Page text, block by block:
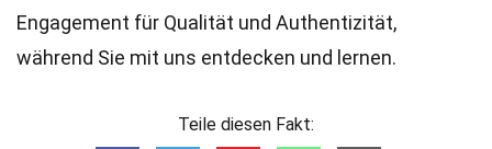
Engagement für Qualität und Authentizität,
während Sie mit uns entdecken und lernen.
Teile diesen Fakt: